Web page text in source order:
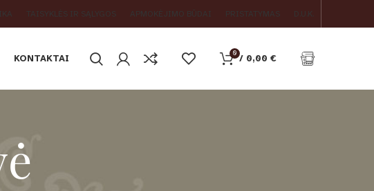
TAISYKLĖS IR SĄLYGOS APMOKĖJIMO BŪDAI PRISTATYMAS D.U.K.
KONTAKTAI 0 / 0,00 €